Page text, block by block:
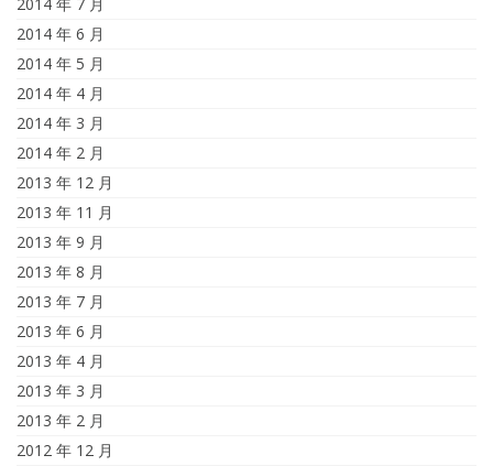
2014 年 6 月
2014 年 5 月
2014 年 4 月
2014 年 3 月
2014 年 2 月
2013 年 12 月
2013 年 11 月
2013 年 9 月
2013 年 8 月
2013 年 7 月
2013 年 6 月
2013 年 4 月
2013 年 3 月
2013 年 2 月
2012 年 12 月